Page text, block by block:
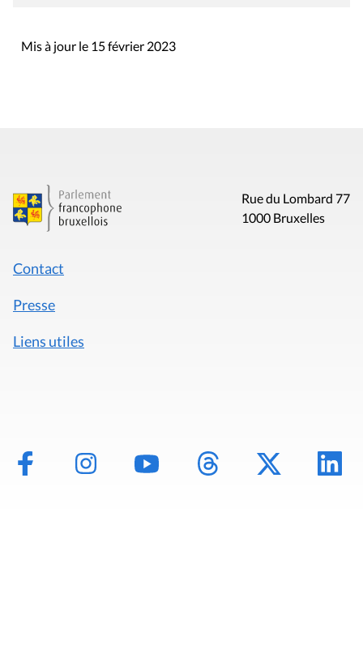
Mis à jour le 15 février 2023
Rue du Lombard 77
1000 Bruxelles
Contact
Presse
Liens utiles